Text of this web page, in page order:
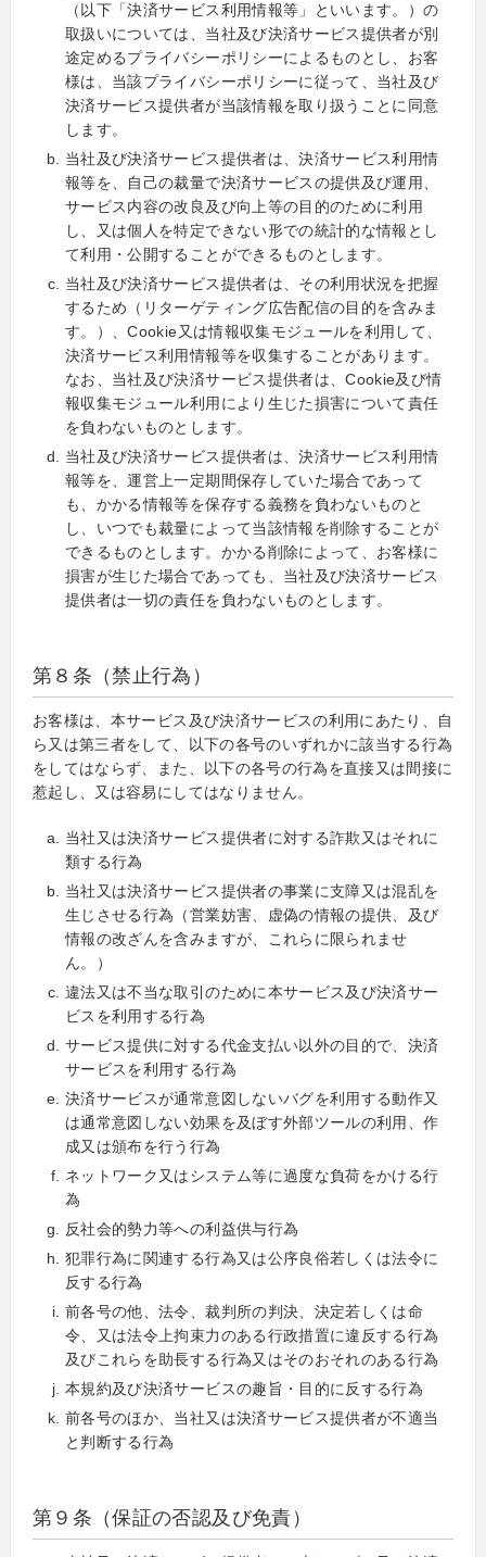
（以下「決済サービス利用情報等」といいます。）の
取扱いについては、当社及び決済サービス提供者が別
途定めるプライバシーポリシーによるものとし、お客
様は、当該プライバシーポリシーに従って、当社及び
決済サービス提供者が当該情報を取り扱うことに同意
します。
当社及び決済サービス提供者は、決済サービス利用情
報等を、自己の裁量で決済サービスの提供及び運用、
サービス内容の改良及び向上等の目的のために利用
し、又は個人を特定できない形での統計的な情報とし
て利用・公開することができるものとします。
当社及び決済サービス提供者は、その利用状況を把握
するため（リターゲティング広告配信の目的を含みま
す。）、Cookie又は情報収集モジュールを利用して、
決済サービス利用情報等を収集することがあります。
なお、当社及び決済サービス提供者は、Cookie及び情
報収集モジュール利用により生じた損害について責任
を負わないものとします。
当社及び決済サービス提供者は、決済サービス利用情
報等を、運営上一定期間保存していた場合であって
も、かかる情報等を保存する義務を負わないものと
し、いつでも裁量によって当該情報を削除することが
できるものとします。かかる削除によって、お客様に
損害が生じた場合であっても、当社及び決済サービス
提供者は一切の責任を負わないものとします。
第８条（禁止行為）
お客様は、本サービス及び決済サービスの利用にあたり、自
ら又は第三者をして、以下の各号のいずれかに該当する行為
をしてはならず、また、以下の各号の行為を直接又は間接に
惹起し、又は容易にしてはなりません。
当社又は決済サービス提供者に対する詐欺又はそれに
類する行為
当社又は決済サービス提供者の事業に支障又は混乱を
生じさせる行為（営業妨害、虚偽の情報の提供、及び
情報の改ざんを含みますが、これらに限られませ
ん。）
違法又は不当な取引のために本サービス及び決済サー
ビスを利用する行為
サービス提供に対する代金支払い以外の目的で、決済
サービスを利用する行為
決済サービスが通常意図しないバグを利用する動作又
は通常意図しない効果を及ぼす外部ツールの利用、作
成又は頒布を行う行為
ネットワーク又はシステム等に過度な負荷をかける行
為
反社会的勢力等への利益供与行為
犯罪行為に関連する行為又は公序良俗若しくは法令に
反する行為
前各号の他、法令、裁判所の判決、決定若しくは命
令、又は法令上拘束力のある行政措置に違反する行為
及びこれらを助長する行為又はそのおそれのある行為
本規約及び決済サービスの趣旨・目的に反する行為
前各号のほか、当社又は決済サービス提供者が不適当
と判断する行為
第９条（保証の否認及び免責）